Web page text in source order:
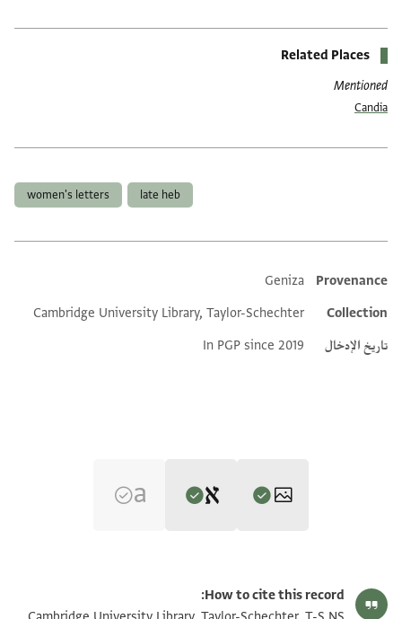
Related Places
Mentioned
Candia
late heb
women's letters
Additional metadata
Provenance
Geniza
Collection
Cambridge University Library, Taylor-Schechter
تاريخ الإدخال
In PGP since 2019
Avraham David's digital edition.
[........................................]T-S NS 338.51 1v تكبير و تدوير
How to cite this record: